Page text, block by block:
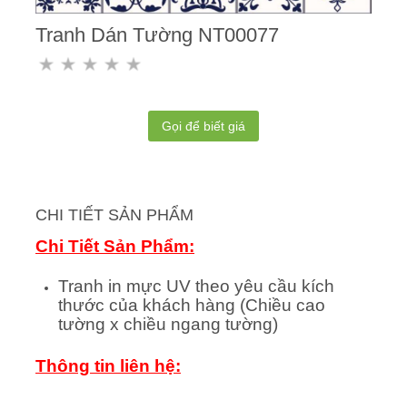
Tranh Dán Tường NT00077
Gọi để biết giá
CHI TIẾT SẢN PHẨM
Chi Tiết Sản Phẩm:
Tranh in mực UV theo yêu cầu kích
thước của khách hàng (Chiều cao
tường x chiều ngang tường)
Thông tin liên hệ: